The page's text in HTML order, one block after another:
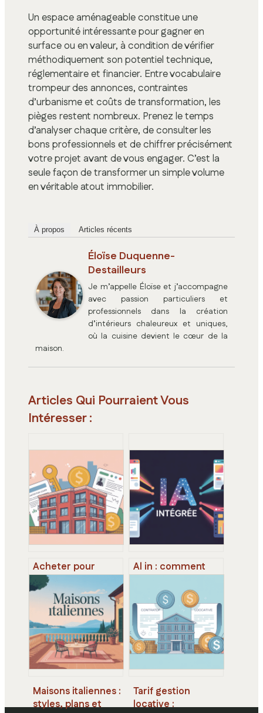
Un espace aménageable constitue une
opportunité intéressante pour gagner en
surface ou en valeur, à condition de vérifier
méthodiquement son potentiel technique,
réglementaire et financier. Entre vocabulaire
trompeur des annonces, contraintes
d’urbanisme et coûts de transformation, les
pièges restent nombreux. Prenez le temps
d’analyser chaque critère, de consulter les
bons professionnels et de chiffrer précisément
votre projet avant de vous engager. C’est la
seule façon de transformer un simple volume
en véritable atout immobilier.
À propos Articles récents
Éloïse Duquenne-
Destailleurs
Je m’appelle Éloïse et j’accompagne
avec passion particuliers et
professionnels dans la création
d’intérieurs chaleureux et uniques,
où la cuisine devient le cœur de la
maison.
Articles Qui Pourraient Vous
Intéresser :
Acheter pour
louer : stratégies
gagnantes pour
réussir son
investissement
locatif
Al in : comment
artificielle
transforme déjà
votre quotidien
Maisons italiennes :
styles, plans et
Tarif gestion
locative :